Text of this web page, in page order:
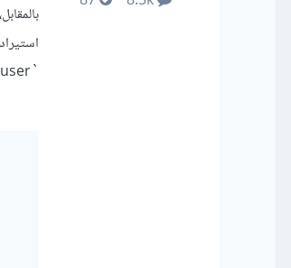
`Auth::user()` في الـ controller بعد استيراد فصيلة "Auth" بالطريقة التالية: